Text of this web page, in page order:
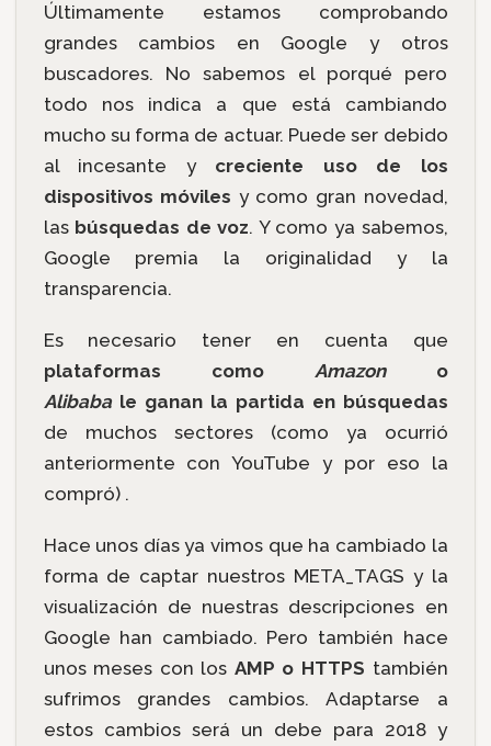
Últimamente estamos comprobando
grandes cambios en Google y otros
buscadores. No sabemos el porqué pero
todo nos indica a que está cambiando
mucho su forma de actuar. Puede ser debido
al incesante y creciente uso de los
dispositivos móviles y como gran novedad,
las búsquedas de voz. Y como ya sabemos,
Google premia la originalidad y la
transparencia.
Es necesario tener en cuenta que
plataformas como Amazono
Alibabale ganan la partida en búsquedas
de muchos sectores (como ya ocurrió
anteriormente con YouTube y por eso la
compró) .
Hace unos días ya vimos que ha cambiado la
forma de captar nuestros META_TAGS y la
visualización de nuestras descripciones en
Google han cambiado. Pero también hace
unos meses con los AMP o HTTPS también
sufrimos grandes cambios. Adaptarse a
estos cambios será un debe para 2018 y